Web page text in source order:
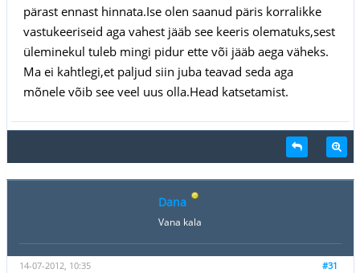
pärast ennast hinnata.Ise olen saanud päris korralikke
vastukeeriseid aga vahest jääb see keeris olematuks,sest
üleminekul tuleb mingi pidur ette või jääb aega väheks.
Ma ei kahtlegi,et paljud siin juba teavad seda aga
mõnele võib see veel uus olla.Head katsetamist.
Dana
Vana kala
#31
14-07-2012, 10:35